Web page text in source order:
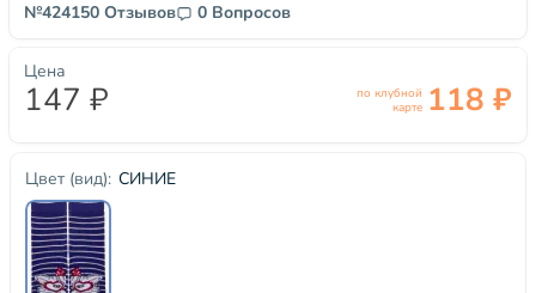
№424150 Отзывов 0 Вопросов
Цвет (вид): СИНИЕ
Цена
147 ₽
по клубной
карте 118 ₽